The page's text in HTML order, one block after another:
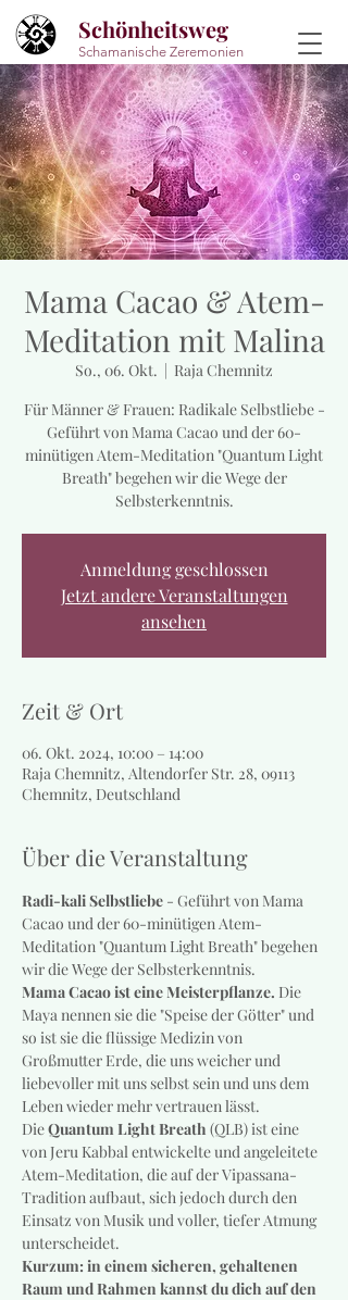
Schönheitsweg
Schamanische Zeremonien
Mama Cacao & Atem-
Meditation mit Malina
So., 06. Okt.
  |
Raja Chemnitz
Für Männer & Frauen: Radikale Selbstliebe -
Geführt von Mama Cacao und der 60-
minütigen Atem-Meditation "Quantum Light
Breath" begehen wir die Wege der
Selbsterkenntnis.
Anmeldung geschlossen
Jetzt andere Veranstaltungen
ansehen
Zeit & Ort
06. Okt. 2024, 10:00 – 14:00
Raja Chemnitz, Altendorfer Str. 28, 09113
Chemnitz, Deutschland
Über die Veranstaltung
Radi-kali Selbstliebe - Geführt von Mama
Cacao und der 60-minütigen Atem-
Meditation "Quantum Light Breath" begehen
wir die Wege der Selbsterkenntnis.
Mama Cacao ist eine Meisterpflanze. Die
Maya nennen sie die "Speise der Götter" und
so ist sie die flüssige Medizin von
Großmutter Erde, die uns weicher und
liebevoller mit uns selbst sein und uns dem
Leben wieder mehr vertrauen lässt.
Die Quantum Light Breath (QLB) ist eine
von Jeru Kabbal entwickelte und angeleitete
Atem-Meditation, die auf der Vipassana-
Tradition aufbaut, sich jedoch durch den
Einsatz von Musik und voller, tiefer Atmung
unterscheidet.
Kurzum: in einem sicheren, gehaltenen
Raum und Rahmen kannst du dich auf den